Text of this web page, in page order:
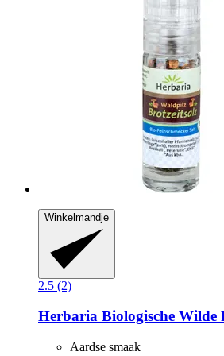
Winkelmandje
2.5 (2)
Herbaria Biologische Wilde
Aardse smaak